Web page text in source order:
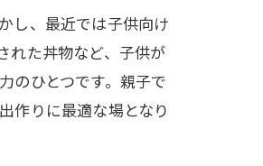
し、最近では子供向け
れた丼物など、子供が
のひとつです。親子で
作りに最適な場となり